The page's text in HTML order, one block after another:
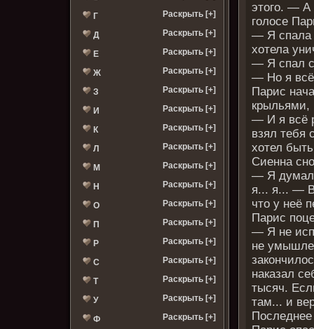
Г Раскрыть [+]
Д Раскрыть [+]
Е Раскрыть [+]
Ж Раскрыть [+]
З Раскрыть [+]
И Раскрыть [+]
К Раскрыть [+]
Л Раскрыть [+]
М Раскрыть [+]
Н Раскрыть [+]
О Раскрыть [+]
П Раскрыть [+]
Р Раскрыть [+]
С Раскрыть [+]
Т Раскрыть [+]
У Раскрыть [+]
Ф Раскрыть [+]
этого. — А
голосе
— Я спала
хотела
— Я спал с
— Но я всё
Парис
крыльями,
— И я всё
взял тебя
хотел
Сиенна
— Я
я... я... —
что у неё
Парис
— Я не
не
наказал
тысяч.
там... и